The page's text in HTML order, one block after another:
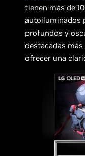
tienen más de
autoiluminados
profundos y
destacadas
ofrecer una